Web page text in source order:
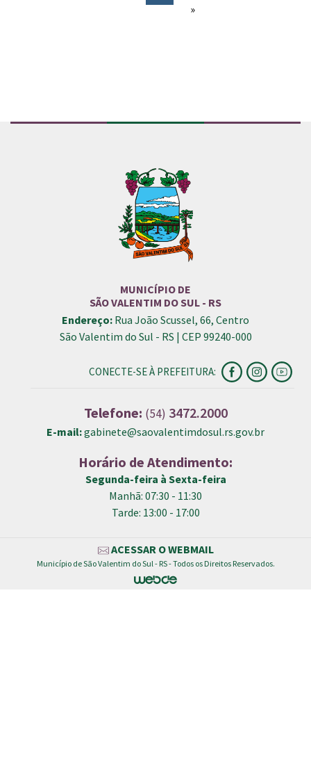
»
MUNICÍPIO DE
SÃO VALENTIM DO SUL - RS
Endereço: Rua João Scussel, 66, Centro
São Valentim do Sul - RS | CEP 99240-000
CONECTE-SE À PREFEITURA:
Telefone: (54) 3472.2000
E-mail:gabinete@saovalentimdosul.rs.gov.br
Horário de Atendimento:
Segunda-feira à Sexta-feira
Manhã: 07:30 - 11:30
Tarde: 13:00 - 17:00
ACESSAR O WEBMAIL
Município de São Valentim do Sul - RS - Todos os Direitos Reservados.